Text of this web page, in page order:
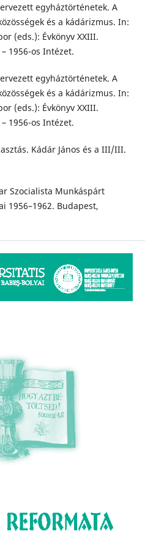
egyháztörténetek. A
és a kádárizmus. In:
(eds.): Évkönyv XXIII.
1956-os Intézet.
egyháztörténetek. A
és a kádárizmus. In:
(eds.): Évkönyv XXIII.
1956-os Intézet.
Kádár János és a III/III.
Szocialista Munkáspárt
1956–1962. Budapest,